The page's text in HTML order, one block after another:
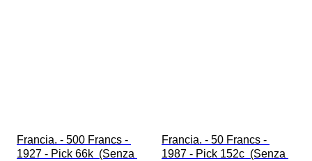
Francia. - 500 Francs -
1927 - Pick 66k  (Senza
Francia. - 50 Francs -
1987 - Pick 152c  (Senza